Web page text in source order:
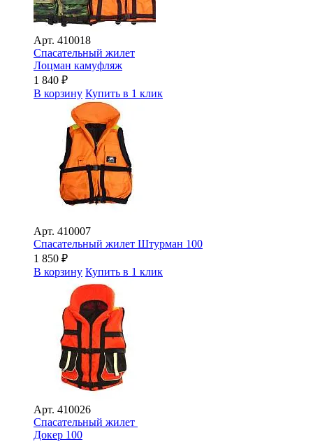
Арт. 410018
Спасательный жилет
Лоцман камуфляж
1 840 ₽
В корзину Купить в 1 клик
Арт. 410007
Спасательный жилет Штурман 100
1 850 ₽
В корзину Купить в 1 клик
Арт. 410026
Спасательный жилет
Докер 100